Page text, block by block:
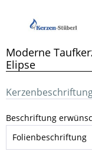
Moderne
Elipse
Beschriftung